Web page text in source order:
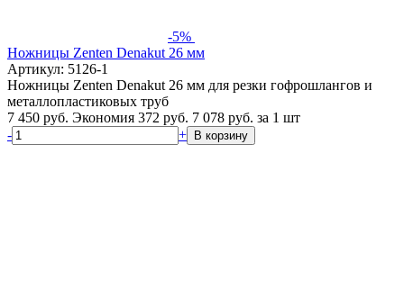
-5%
Ножницы Zenten Denakut 26 мм
Артикул: 5126-1
Ножницы Zenten Denakut 26 мм для резки гофрошлангов и
металлопластиковых труб
7 450 руб. Экономия 372 руб. 7 078 руб. за 1 шт
-
+ В корзину